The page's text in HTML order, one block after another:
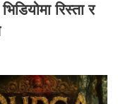
रिस्ता र